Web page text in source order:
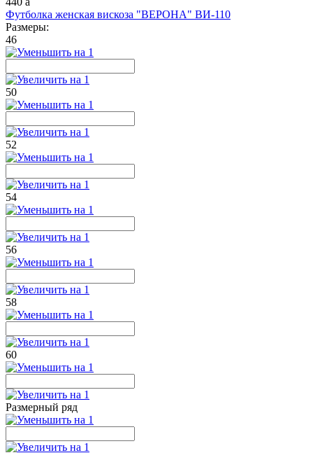
Футболка женская вискоза "ВЕРОНА" ВИ-110
Размеры:
46
50
52
54
56
58
60
Размерный ряд